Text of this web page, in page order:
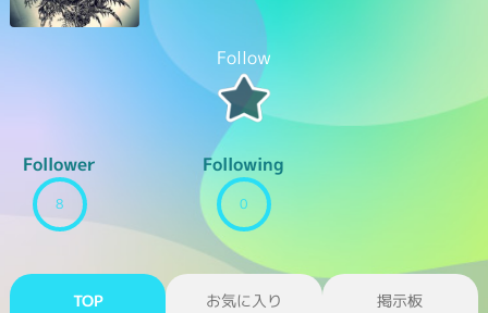
Follow
Follower
8
Following
0
TOP お気に入り 掲示板